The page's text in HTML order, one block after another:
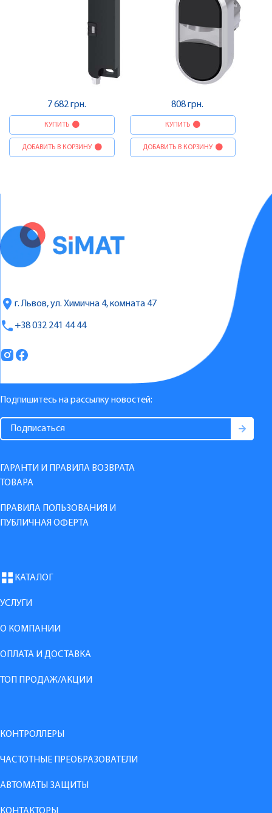
7 682 грн.
КУПИТЬ
ДОБАВИТЬ В КОРЗИНУ
808 грн.
КУПИТЬ
ДОБАВИТЬ В КОРЗИНУ
г. Львов, ул. Химична 4, комната 47
+38 032 241 44 44
Подпишитесь на рассылку новостей:
ГАРАНТИ И ПРАВИЛА ВОЗВРАТА
ТОВАРА
ПРАВИЛА ПОЛЬЗОВАНИЯ И
ПУБЛИЧНАЯ ОФЕРТА
КАТАЛОГ
УСЛУГИ
О КОМПАНИИ
ОПЛАТА И ДОСТАВКА
ТОП ПРОДАЖ/АКЦИИ
КОНТРОЛЛЕРЫ
ЧАСТОТНЫЕ ПРЕОБРАЗОВАТЕЛИ
АВТОМАТЫ ЗАЩИТЫ